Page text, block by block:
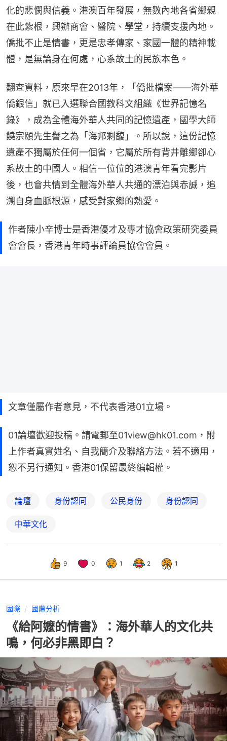
化的悲憫與信義。港澳百年發展，無數內地各省鄉親
在此紮根，興辦商會、醫院、學堂，持續支援內地。
僑批不止是情書，更是忠孝傳家、家國一體的精神載
體，是無論身在何處，心系故土的民族本色。
翻查資料，原來早在2013年，「僑批檔案——海外華
僑銀信」就已入選聯合國教科文組織《世界記憶名
錄》，成為全體海外華人共同的記憶遺產，國學大師
饒宗頤先生譽之為「海邦剩馥」。所以說，這份記憶
遺產不獨屬於任何一個省，它屬於所有背井離鄉卻心
系故土的中國人。相信一位位的港澳青年看完影片
後，也會共情到全體海外華人共通的漂泊與赤誠，追
溯自身血脈根源，感受對家鄉的熱愛。
作者陳小辛博士是香港優才及專才協會政策研究委員
會會長，香港青年時事評論員協會會員。
文章僅屬作者意見，不代表香港01立場。
01論壇歡迎投稿。請電郵至01view@hk01.com，附
上作者真實姓名、自我簡介及聯絡方法。若不適用，
恕不另行通知。香港01保留最終編輯權。
論壇 身份認同 公民身份 身份認同
中華文化
9 0 1 2 1
國際 國際分析
《給阿嬤的情書》：海外華人的文化共
鳴，何必非黑即白？